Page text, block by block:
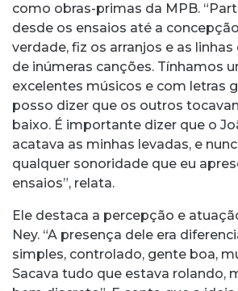
como obras-primas da MPB.
desde os ensaios até a
verdade, fiz os arranjos e as
de inúmeras canções. Tínhamos
excelentes músicos e com letras
posso dizer que os outros
baixo. É importante dizer que o
acatava as minhas levadas, e
qualquer sonoridade que eu
ensaios”, relata.
Ele destaca a percepção e
Ney. “A presença dele era
simples, controlado, gente boa,
Sacava tudo que estava rolando,